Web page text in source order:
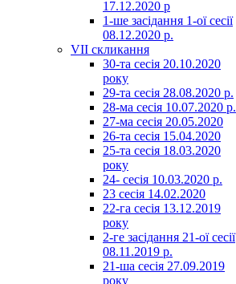
17.12.2020 р
1-ше засідання 1-ої сесії
08.12.2020 р.
VII скликання
30-та сесія 20.10.2020
року
29-та сесія 28.08.2020 р.
28-ма сесія 10.07.2020 р.
27-ма сесія 20.05.2020
26-та сесія 15.04.2020
25-та сесія 18.03.2020
року
24- сесія 10.03.2020 р.
23 сесія 14.02.2020
22-га сесія 13.12.2019
року
2-ге засідання 21-ої сесії
08.11.2019 р.
21-ша сесія 27.09.2019
року